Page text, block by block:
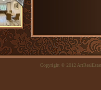
Copyright © 2012